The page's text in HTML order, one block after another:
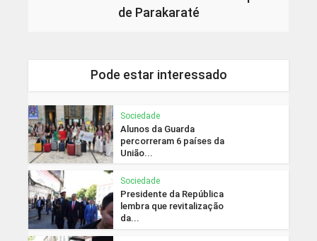
de Parakaraté
Pode estar interessado
Sociedade
Alunos da Guarda
percorreram 6 países da
União...
Sociedade
Presidente da República
lembra que revitalização
da...